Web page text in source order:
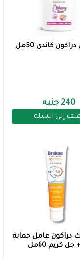
كاندى 50مل
240 جنيه
إلى السلة
دراكون عامل حماية